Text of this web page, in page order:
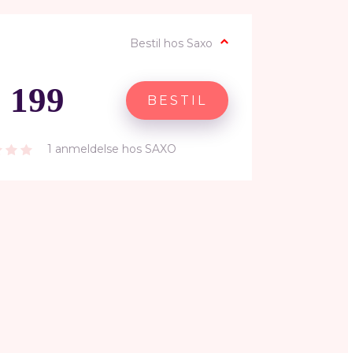
Bestil hos Saxo
199 BESTIL
1 anmeldelse hos SAXO